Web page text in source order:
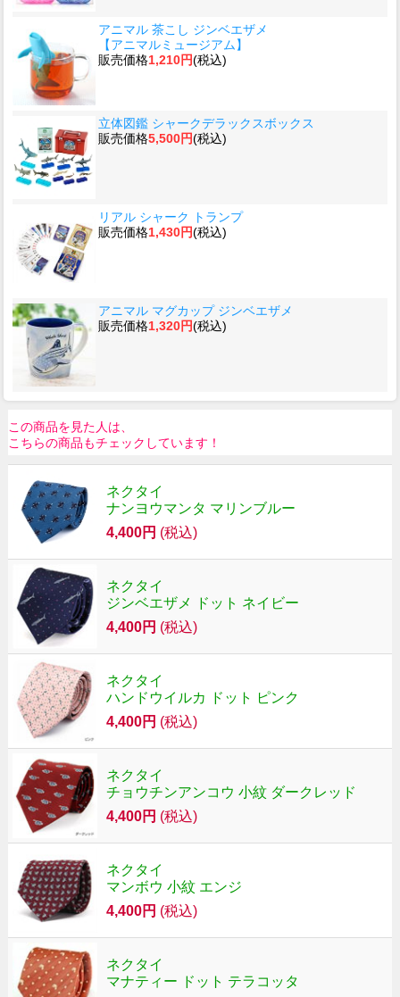
アニマル 茶こし ジンベエザメ
【アニマルミュージアム】
販売価格1,210円(税込)
立体図鑑 シャークデラックスボックス
販売価格5,500円(税込)
リアル シャーク トランプ
販売価格1,430円(税込)
アニマル マグカップ ジンベエザメ
販売価格1,320円(税込)
この商品を見た人は、
こちらの商品もチェックしています！
ネクタイ
ナンヨウマンタ マリンブルー
4,400円 (税込)
ネクタイ
ジンベエザメ ドット ネイビー
4,400円 (税込)
ネクタイ
ハンドウイルカ ドット ピンク
4,400円 (税込)
ネクタイ
チョウチンアンコウ 小紋 ダークレッド
4,400円 (税込)
ネクタイ
マンボウ 小紋 エンジ
4,400円 (税込)
ネクタイ
マナティー ドット テラコッタ